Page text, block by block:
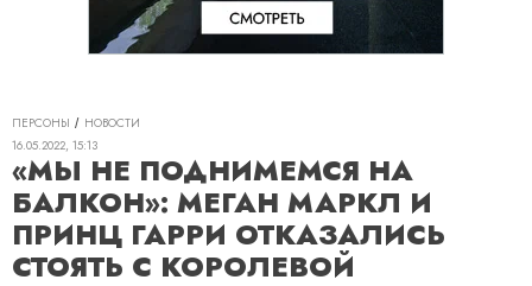
ПЕРСОНЫ
НОВОСТИ
16.05.2022, 15:13
«МЫ НЕ ПОДНИМЕМСЯ НА
БАЛКОН»: МЕГАН МАРКЛ И
ПРИНЦ ГАРРИ ОТКАЗАЛИСЬ
СТОЯТЬ С КОРОЛЕВОЙ